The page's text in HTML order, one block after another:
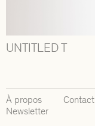
UNTITLED T
À propos
Contact
Newsletter